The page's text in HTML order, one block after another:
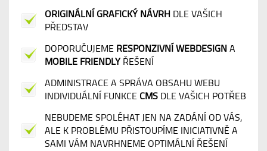
ORIGINÁLNÍ GRAFICKÝ NÁVRH DLE VAŠICH
PŘEDSTAV
DOPORUČUJEME RESPONZIVNÍ WEBDESIGNA
MOBILE FRIENDLYŘEŠENÍ
ADMINISTRACE A SPRÁVA OBSAHU WEBU
INDIVIDUÁLNÍ FUNKCE CMS DLE VAŠICH POTŘEB
NEBUDEME SPOLÉHAT JEN NA ZADÁNÍ OD VÁS,
ALE K PROBLÉMU PŘISTOUPÍME INICIATIVNĚ A
SAMI VÁM NAVRHNEME OPTIMÁLNÍ ŘEŠENÍ